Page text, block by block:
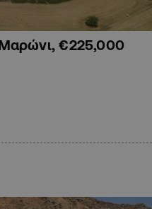
€225,000